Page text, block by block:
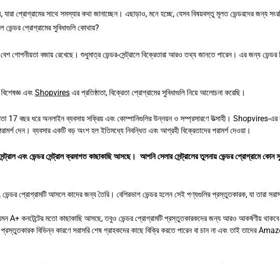
প্রোগ্রামের সাথে সমস্যার কথা জানাচ্ছেন। এছাড়াও, মনে হচ্ছে, যেসব বিষয়বস্তু মূলত ভেন্ডরদের জন্য
প্রোগ্রামের সুবিধাগুলি কোথায়?
গোপনীয়তা বজায় রেখেছে। শুধুমাত্র ভেন্ডর-সেন্ট্রালে বিক্রেতারা আরও তথ্য জানতে পারেন। এর জন্য ভেন্ডর
এবং Shopvires এর প্রতিষ্ঠাতা, বিক্রেতা প্রোগ্রামের সুবিধাগুলি নিয়ে আলোচনা করেছি।
17 বছর ধরে অনলাইন ব্যবসায় সক্রিয় এবং কোম্পানিগুলির উন্নয়ন ও সম্প্রসারণে উত্সাহী। Shopvires-এর
দেন। ব্যবসার একটি বড় অংশ হল ইতিমধ্যে নিবন্ধিত এবং আগ্রহী বিক্রেতাদের পরামর্শ দেওয়া।
এবং ভেন্ডর সেন্ট্রাল ক্রমাগত কাছাকাছি আসছে। আপনি সেলার সেন্ট্রালের তুলনায় ভেন্ডর প্রোগ্রামে কোন
প্রোগ্রামটি আসলে কাদের জন্য তৈরি। বেশিরভাগ ভেন্ডর হলেন সেই পণ্যগুলির প্রস্তুতকারক, যা তারা
A+ কনটেন্টের মতো কাছাকাছি আসছে, তবুও ভেন্ডর প্রোগ্রামটি প্রস্তুতকারকদের জন্য আরও আকর্ষণীয়
বিভিন্ন কারণে সরাসরি শেষ গ্রাহকদের কাছে বিক্রি করতে পারেন বা চান না এবং তাই তাদের